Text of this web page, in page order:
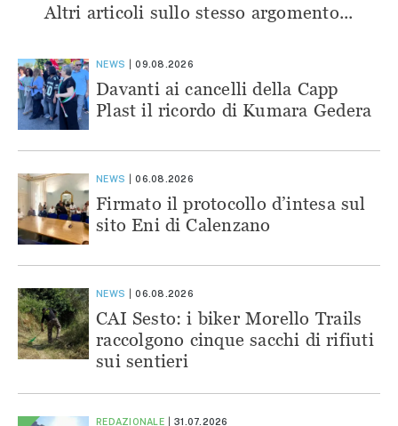
Altri articoli sullo stesso argomento...
NEWS 09.08.2026
Davanti ai cancelli della Capp
Plast il ricordo di Kumara Gedera
NEWS 06.08.2026
Firmato il protocollo d’intesa sul
sito Eni di Calenzano
NEWS 06.08.2026
CAI Sesto: i biker Morello Trails
raccolgono cinque sacchi di rifiuti
sui sentieri
REDAZIONALE 31.07.2026